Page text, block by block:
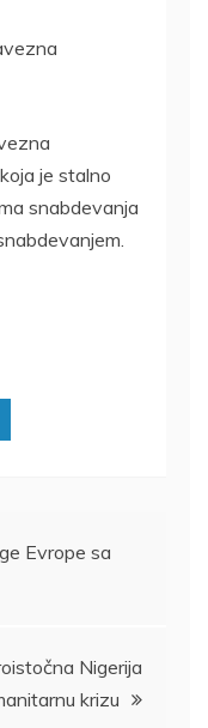
je stalno
snabdevanja
Evrope sa
Nigerija
krizu